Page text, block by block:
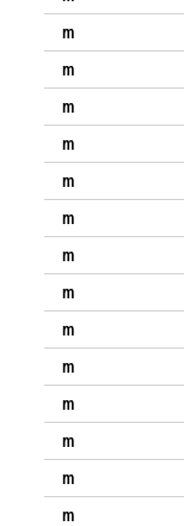
m
m
m
m
m
m
m
m
m
m
m
m
m
m